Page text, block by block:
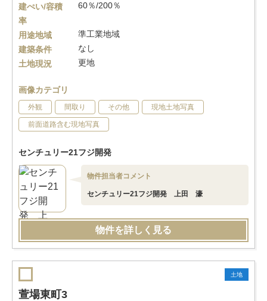
建ぺい/容積
率
60％/200％
用途地域
準工業地域
建築条件
なし
土地現況
更地
画像カテゴリ
外観 間取り その他 現地土地写真
前面道路含む現地写真
センチュリー21フジ開発
物件担当者コメント
センチュリー21フジ開発 上田 濠
物件を詳しく見る
土地
萱場東町3